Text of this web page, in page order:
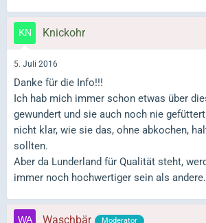
Knickohr
5. Juli 2016
Danke für die Info!!!
Ich hab mich immer schon etwas über
gewundert und sie auch noch nie
nicht klar, wie sie das, ohne abkochen,
sollten.
Aber da Lunderland für Qualität steht,
immer noch hochwertiger sein als andere.
Waschbär Moderator